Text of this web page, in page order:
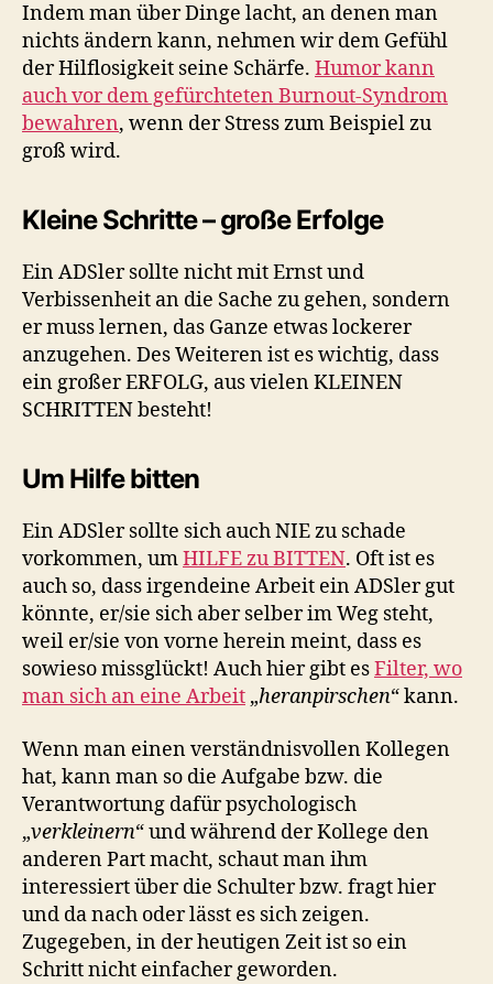
Indem man über Dinge lacht, an denen man
nichts ändern kann, nehmen wir dem Gefühl
der Hilflosigkeit seine Schärfe. Humor kann
auch vor dem gefürchteten Burnout-Syndrom
bewahren, wenn der Stress zum Beispiel zu
groß wird.
Kleine Schritte – große Erfolge
Ein ADSler sollte nicht mit Ernst und
Verbissenheit an die Sache zu gehen, sondern
er muss lernen, das Ganze etwas lockerer
anzugehen. Des Weiteren ist es wichtig, dass
ein großer ERFOLG, aus vielen KLEINEN
SCHRITTEN besteht!
Um Hilfe bitten
Ein ADSler sollte sich auch NIE zu schade
vorkommen, umHILFE zu BITTEN. Oft ist es
auch so, dass irgendeine Arbeit ein ADSler gut
könnte, er/sie sich aber selber im Weg steht,
weil er/sie von vorne herein meint, dass es
sowieso missglückt! Auch hier gibt esFilter, wo
man sich an eine Arbeit „heranpirschen“ kann.
Wenn man einen verständnisvollen Kollegen
hat, kann man so die Aufgabe bzw. die
Verantwortung dafür psychologisch
„verkleinern“ und während der Kollege den
anderen Part macht, schaut man ihm
interessiert über die Schulter bzw. fragt hier
und da nach oder lässt es sich zeigen.
Zugegeben, in der heutigen Zeit ist so ein
Schritt nicht einfacher geworden.